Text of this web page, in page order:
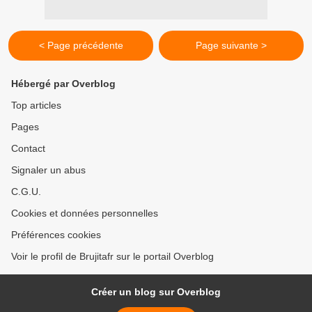
< Page précédente Page suivante >
Hébergé par Overblog
Top articles
Pages
Contact
Signaler un abus
C.G.U.
Cookies et données personnelles
Préférences cookies
Voir le profil de Brujitafr sur le portail Overblog
Créer un blog sur Overblog